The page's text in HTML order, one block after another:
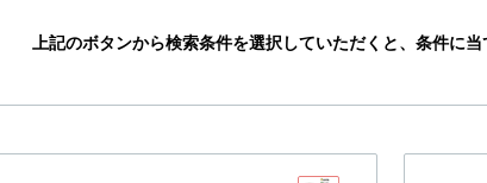
上記のボタンから検索条件を選択していただくと、条件に当